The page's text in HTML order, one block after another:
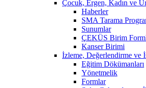
Çocuk, Ergen, Kadın ve
Haberler
SMA Tarama
Sunumlar
ÇEKÜS Birim
Kanser Birimi
İzleme, Değerlendirme ve
Eğitim Dökümanları
Yönetmelik
Formlar